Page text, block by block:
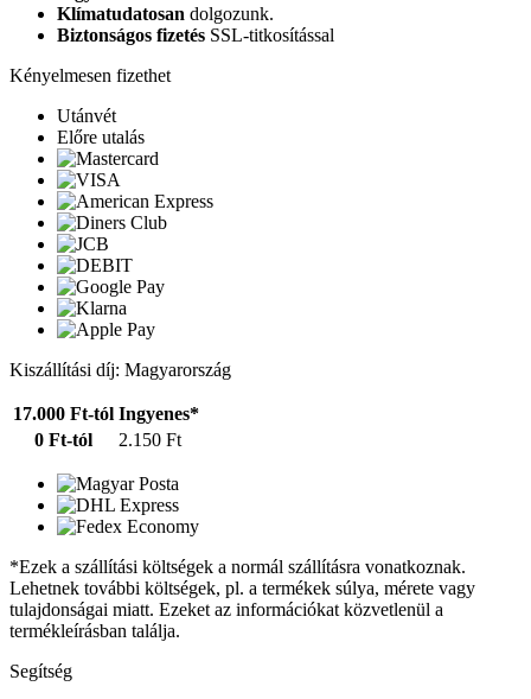
Klímatudatosan dolgozunk.
Biztonságos fizetés SSL-titkosítással
Kényelmesen fizethet
Utánvét
Előre utalás
Kiszállítási díj: Magyarország
17.000 Ft-tól Ingyenes*
0 Ft-tól
2.150 Ft
*Ezek a szállítási költségek a normál szállításra vonatkoznak.
Lehetnek további költségek, pl. a termékek súlya, mérete vagy
tulajdonságai miatt. Ezeket az információkat közvetlenül a
termékleírásban találja.
Segítség